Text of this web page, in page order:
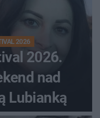
2026
2026.
nad
Lubianką